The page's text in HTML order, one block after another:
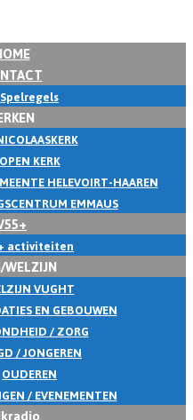
Spelregels
KERK
HELEVOIRT-HAAREN
EMMAUS
activiteiten
VUGHT
EN GEBOUWEN
/ ZORG
/ JONGEREN
OUDEREN
/ EVENEMENTEN